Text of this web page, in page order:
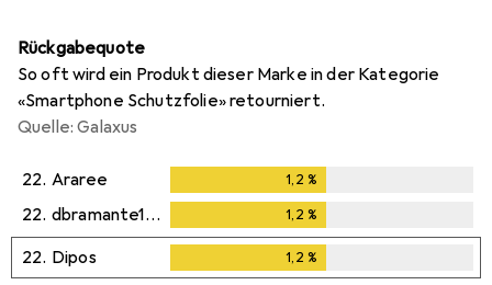
Rückgabequote
So oft wird ein Produkt dieser Marke in der Kategorie
«Smartphone Schutzfolie» retourniert.
Quelle: Galaxus
22. Araree 1,2 %
22. dbramante1928 1,2 %
22. Dipos 1,2 %